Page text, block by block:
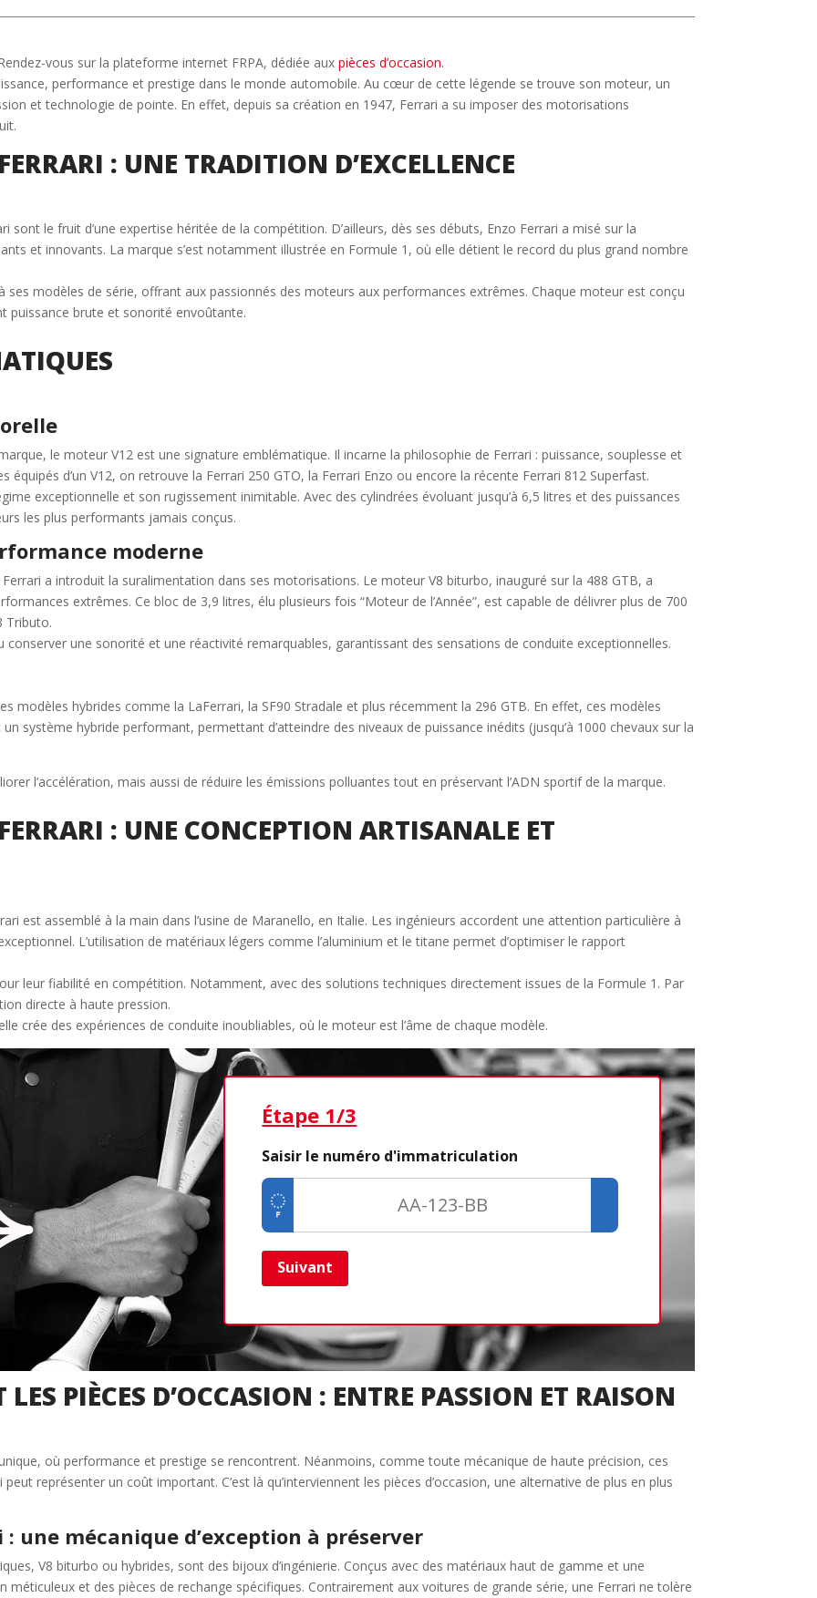
vous sur la plateforme internet FRPA, dédiée auxpièces d’occasion.
performance et prestige dans le monde automobile. Au cœur de cette légende se trouve son moteur, un
et technologie de pointe. En effet, depuis sa création en 1947, Ferrari a su imposer des motorisations
: UNE TRADITION D’EXCELLENCE
sont le fruit d’une expertise héritée de la compétition. D’ailleurs, dès ses débuts, Enzo Ferrari a misé sur la
et innovants. La marque s’est notamment illustrée en Formule 1, où elle détient le record du plus grand nombre
ses modèles de série, offrant aux passionnés des moteurs aux performances extrêmes. Chaque moteur est conçu
puissance brute et sonorité envoûtante.
le moteur V12 est une signature emblématique. Il incarne la philosophie de Ferrari : puissance, souplesse et
équipés d’un V12, on retrouve la Ferrari 250 GTO, la Ferrari Enzo ou encore la récente Ferrari 812 Superfast.
exceptionnelle et son rugissement inimitable. Avec des cylindrées évoluant jusqu’à 6,5 litres et des puissances
les plus performants jamais conçus.
moderne
a introduit la suralimentation dans ses motorisations. Le moteur V8 biturbo, inauguré sur la 488 GTB, a
extrêmes. Ce bloc de 3,9 litres, élu plusieurs fois “Moteur de l’Année”, est capable de délivrer plus de 700
Tributo.
conserver une sonorité et une réactivité remarquables, garantissant des sensations de conduite exceptionnelles.
modèles hybrides comme la LaFerrari, la SF90 Stradale et plus récemment la 296 GTB. En effet, ces modèles
système hybride performant, permettant d’atteindre des niveaux de puissance inédits (jusqu’à 1000 chevaux sur la
l’accélération, mais aussi de réduire les émissions polluantes tout en préservant l’ADN sportif de la marque.
: UNE CONCEPTION ARTISANALE ET
est assemblé à la main dans l’usine de Maranello, en Italie. Les ingénieurs accordent une attention particulière à
L’utilisation de matériaux légers comme l’aluminium et le titane permet d’optimiser le rapport
leur fiabilité en compétition. Notamment, avec des solutions techniques directement issues de la Formule 1. Par
directe à haute pression.
crée des expériences de conduite inoubliables, où le moteur est l’âme de chaque modèle.
Étape 1/3
Saisir le numéro d'immatriculation
Suivant
PIÈCES D’OCCASION : ENTRE PASSION ET RAISON
où performance et prestige se rencontrent. Néanmoins, comme toute mécanique de haute précision, ces
représenter un coût important. C’est là qu’interviennent les pièces d’occasion, une alternative de plus en plus
: une mécanique d’exception à préserver
V8 biturbo ou hybrides, sont des bijoux d’ingénierie. Conçus avec des matériaux haut de gamme et une
et des pièces de rechange spécifiques. Contrairement aux voitures de grande série, une Ferrari ne tolère